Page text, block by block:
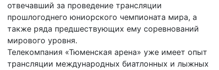
отвечавший за проведение трансляции
прошлогоднего юниорского чемпионата мира, а
также ряда предшествующих ему соревнований
мирового уровня.
Телекомпания «Тюменская арена» уже имеет опыт
трансляции международных биатлонных и лыжных